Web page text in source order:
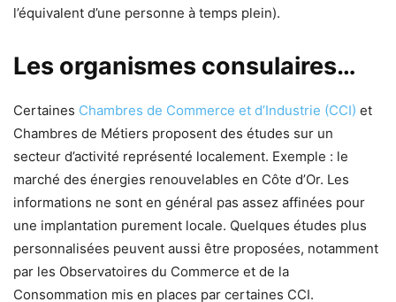
l’équivalent d’une personne à temps plein).
Les organismes consulaires…
Certaines Chambres de Commerce et d’Industrie (CCI) et
Chambres de Métiers proposent des études sur un
secteur d’activité représenté localement. Exemple : le
marché des énergies renouvelables en Côte d’Or. Les
informations ne sont en général pas assez affinées pour
une implantation purement locale. Quelques études plus
personnalisées peuvent aussi être proposées, notamment
par les Observatoires du Commerce et de la
Consommation mis en places par certaines CCI.